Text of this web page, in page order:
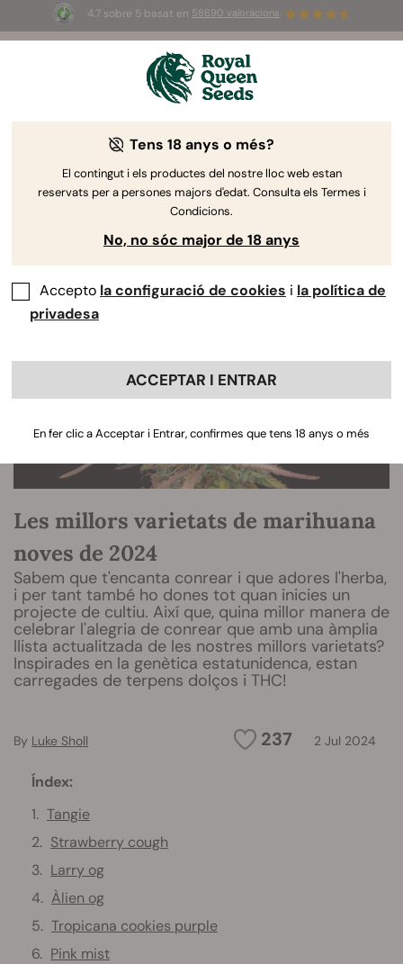
4.7 sobre 5 basat en 58690 valoracions
Summer Sales: ¡Hasta un 50%
de descuento! ⏤
The RQS Blog
Varietats i productes
Les millors varietats de marihuana
noves de 2024
Sabem que t'encanta conrear i que adores l'herba,
i per tant també ho dones tot quan inicies un
projecte de cultiu. Així que, quina millor manera de
celebrar l'alegria de conrear que amb una àmplia
llista actualitzada de les nostres millors varietats?
Inspirades en la genètica estatunidenca, estan
carregades de terpens dolços i THC!
237 2 Jul 2024
By Luke Sholl
Índex:
Tangie
Strawberry cough
Larry og
Àlien og
Tropicana cookies purple
Pink mist
Tens 18 anys o més?
El contingut i els productes del nostre lloc web estan
reservats per a persones majors d'edat. Consulta els Termes i
Condicions.
No, no sóc major de 18 anys
Accepto la configuració de cookies i la política de
privadesa
ACCEPTAR I ENTRAR
En fer clic a Acceptar i Entrar, confirmes que tens 18 anys o més